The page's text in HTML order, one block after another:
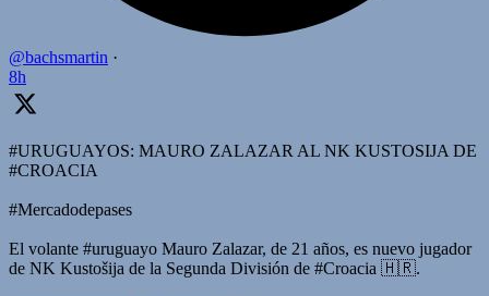
@bachsmartin ·
8h
#URUGUAYOS: MAURO ZALAZAR AL NK KUSTOSIJA DE
#CROACIA
#Mercadodepases
El volante #uruguayo Mauro Zalazar, de 21 años, es nuevo jugador
de NK Kustošija de la Segunda División de #Croacia 🇭🇷.